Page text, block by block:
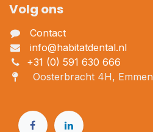
Volg ons
Contact
info@habitatdental.nl
+31 (0) 591 630 666
Oosterbracht 4H, Emmen